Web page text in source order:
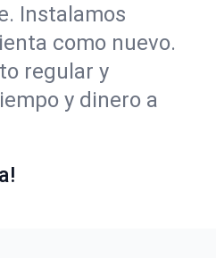
Instalamos
como nuevo.
regular y
y dinero a